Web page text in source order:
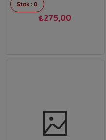
Stok : 0
₺275,00